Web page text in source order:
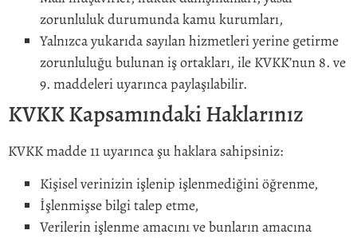
zorunluluk durumunda kamu kurumları,
Yalnızca yukarıda sayılan hizmetleri yerine getirme
zorunluluğu bulunan iş ortakları, ile KVKK’nun 8. ve
9. maddeleri uyarınca paylaşılabilir.
KVKK Kapsamındaki Haklarınız
KVKK madde 11 uyarınca şu haklara sahipsiniz:
Kişisel verinizin işlenip işlenmediğini öğrenme,
İşlenmişse bilgi talep etme,
Verilerin işlenme amacını ve bunların amacına